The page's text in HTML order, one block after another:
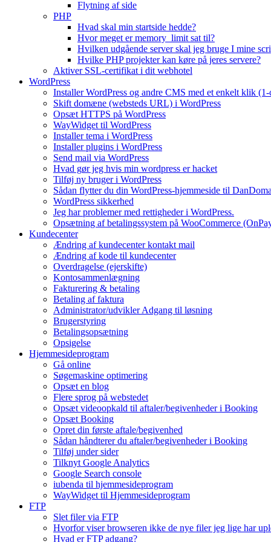
Flytning af side
PHP
Hvad skal min startside hedde?
Hvor meget er memory_limit sat til?
Hvilken udgående server skal jeg bruge I mine
Hvilke PHP projekter kan køre på jeres servere?
Aktiver SSL-certifikat i dit webhotel
WordPress
Installer WordPress og andre CMS med et enkelt klik
Skift domæne (websteds URL) i WordPress
Opsæt HTTPS på WordPress
WayWidget til WordPress
Installer tema i WordPress
Installer plugins i WordPress
Send mail via WordPress
Hvad gør jeg hvis min wordpress er hacket
Tilføj ny bruger i WordPress
Sådan flytter du din WordPress-hjemmeside til
WordPress sikkerhed
Jeg har problemer med rettigheder i WordPress.
Opsætning af betalingssystem på WooCommerce
Kundecenter
Ændring af kundecenter kontakt mail
Ændring af kode til kundecenter
Overdragelse (ejerskifte)
Kontosammenlægning
Fakturering & betaling
Betaling af faktura
Administrator/udvikler Adgang til løsning
Brugerstyring
Betalingsopsætning
Opsigelse
Hjemmesideprogram
Gå online
Søgemaskine optimering
Opsæt en blog
Flere sprog på webstedet
Opsæt videoopkald til aftaler/begivenheder i Booking
Opsæt Booking
Opret din første aftale/begivenhed
Sådan håndterer du aftaler/begivenheder i Booking
Tilføj under sider
Tilknyt Google Analytics
Google Search console
iubenda til hjemmesideprogram
WayWidget til Hjemmesideprogram
FTP
Slet filer via FTP
Hvorfor viser browseren ikke de nye filer jeg lige har
Hvad er FTP adgang?